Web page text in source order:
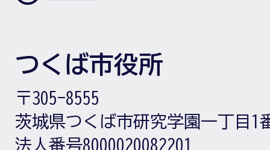
つくば市役所
〒305-8555
茨城県つくば市研究学園一丁目1
法人番号8000020082201